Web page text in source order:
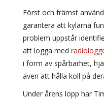
Först och främst
garantera att kylarna
problem uppstår
att logga med
i form av spårbarhet,
även att hålla koll på
Under årens lopp har